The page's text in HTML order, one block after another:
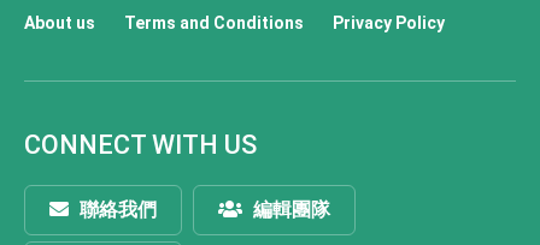
About us Terms and Conditions Privacy Policy
CONNECT WITH US
聯絡我們 編輯團隊